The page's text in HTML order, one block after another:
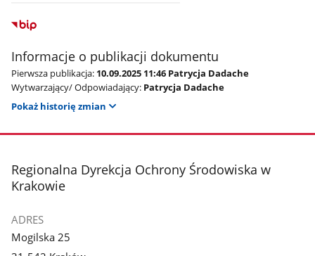
Informacje o publikacji dokumentu
Pierwsza publikacja: 10.09.2025 11:46 Patrycja Dadache
Wytwarzający/ Odpowiadający: Patrycja Dadache
Pokaż historię zmian
stopka
Regionalna Dyrekcja Ochrony Środowiska w
Krakowie
ADRES
Mogilska 25